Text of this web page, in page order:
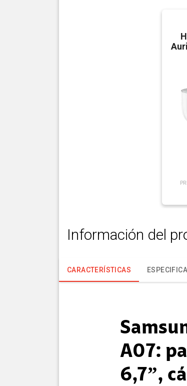
Información del
CARACTERÍSTICAS
A07:
6,7”,